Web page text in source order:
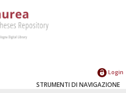
Login
STRUMENTI DI NAVIGAZIONE